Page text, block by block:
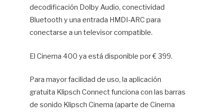
decodificación Dolby Audio, conectividad
Bluetooth y una entrada HMDI-ARC para
conectarse a un televisor compatible.
El Cinema 400 ya está disponible por € 399.
Para mayor facilidad de uso, la aplicación
gratuita Klipsch Connect funciona con las barras
de sonido Klipsch Cinema (aparte de Cinema